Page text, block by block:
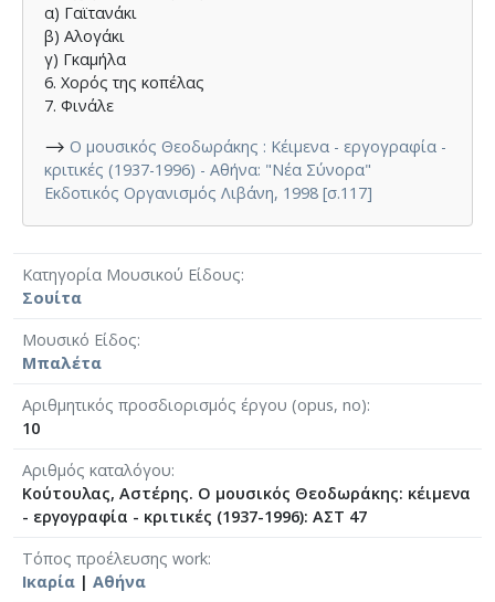
α) Γαϊτανάκι
β) Αλογάκι
γ) Γκαμήλα
6. Χορός της κοπέλας
7. Φινάλε
⟶ Ο μουσικός Θεοδωράκης : Κέιμενα - εργογραφία -
κριτικές (1937-1996) - Αθήνα: "Νέα Σύνορα"
Εκδοτικός Οργανισμός Λιβάνη, 1998 [σ.117]
Κατηγορία Μουσικού Είδους
Σουίτα
Μουσικό Είδος
Μπαλέτα
Αριθμητικός προσδιορισμός έργου (opus, no)
10
Αριθμός καταλόγου
Κούτουλας, Αστέρης. Ο μουσικός Θεοδωράκης: κέιμενα
- εργογραφία - κριτικές (1937-1996): ΑΣΤ 47
Τόπος προέλευσης work
Ικαρία | Αθήνα